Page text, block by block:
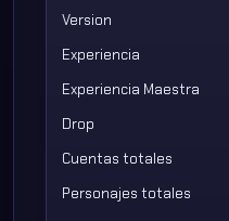
Version
Experiencia
Experiencia Maestra
Drop
Cuentas totales
Personajes totales